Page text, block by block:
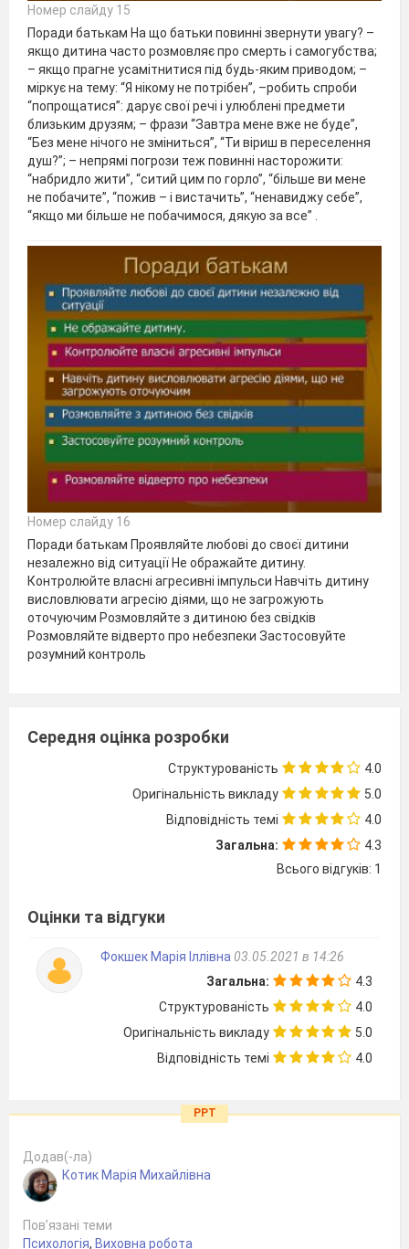
Номер слайду 15
Поради батькам На що батьки повинні звернути увагу? –
якщо дитина часто розмовляє про смерть і самогубства;
– якщо прагне усамітнитися під будь-яким приводом; –
міркує на тему: “Я нікому не потрібен”, –робить спроби
“попрощатися”: дарує свої речі і улюблені предмети
близьким друзям; – фрази “Завтра мене вже не буде”,
“Без мене нічого не зміниться”, “Ти віриш в переселення
душ?”; – непрямі погрози теж повинні насторожити:
“набридло жити”, “ситий цим по горло”, “більше ви мене
не побачите”, “пожив – і вистачить”, “ненавиджу себе”,
“якщо ми більше не побачимося, дякую за все” .
Номер слайду 16
Поради батькам Проявляйте любові до своєї дитини
незалежно від ситуації Не ображайте дитину.
Контролюйте власні агресивні імпульси Навчіть дитину
висловлювати агресію діями, що не загрожують
оточуючим Розмовляйте з дитиною без свідків
Розмовляйте відверто про небезпеки Застосовуйте
розумний контроль
Середня оцінка розробки
Структурованість
4.0
Оригінальність викладу
5.0
Відповідність темі
4.0
Загальна:
4.3
Всього відгуків: 1
Оцінки та відгуки
Фокшек Марія Іллівна 03.05.2021 в 14:26
Загальна:
4.3
Структурованість
4.0
Оригінальність викладу
5.0
Відповідність темі
4.0
PPT
Додав(-ла)
Котик Марія Михайлівна
Пов’язані теми
Психологія, Виховна робота